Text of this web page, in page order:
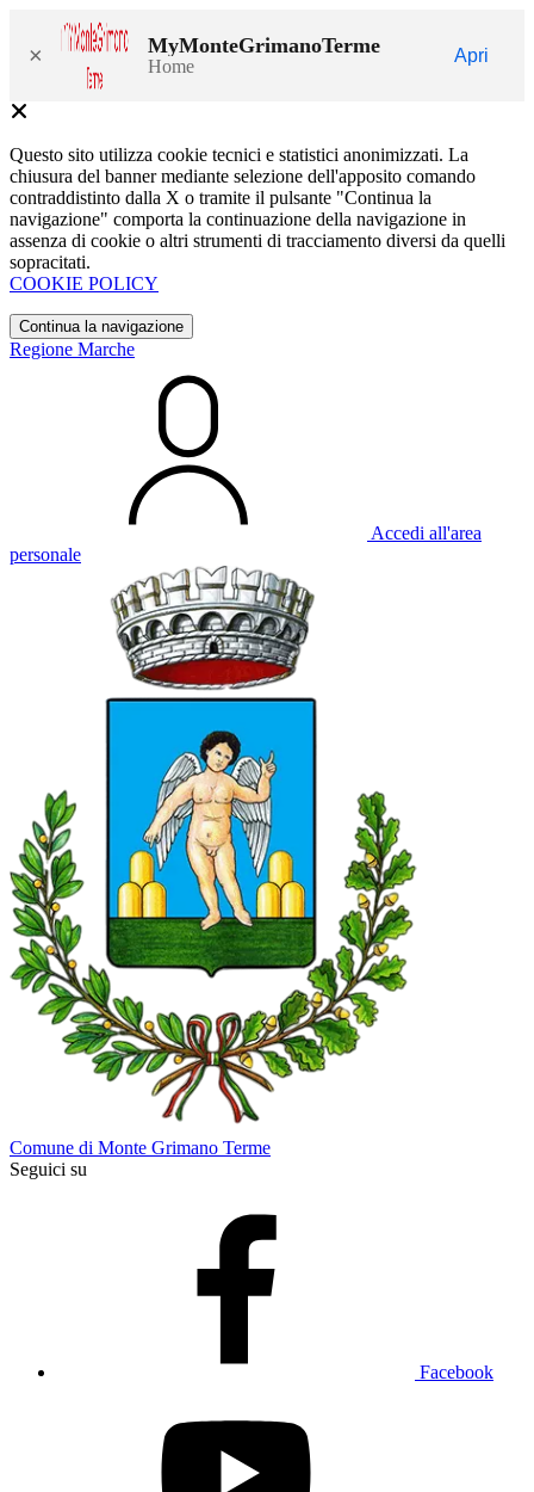
× MyMonteGrimanoTerme
Home
Apri
Questo sito utilizza cookie tecnici e statistici anonimizzati. La
chiusura del banner mediante selezione dell'apposito comando
contraddistinto dalla X o tramite il pulsante "Continua la
navigazione" comporta la continuazione della navigazione in
assenza di cookie o altri strumenti di tracciamento diversi da quelli
sopracitati.
COOKIE POLICY
Continua la navigazione
Regione Marche
Accedi all'area
personale
Comune di Monte Grimano Terme
Seguici su
Facebook